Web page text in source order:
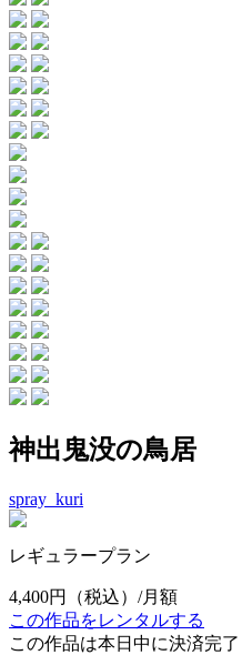
神出鬼没の鳥居
spray_kuri
レギュラープラン
4,400円
（税込）/月額
この作品をレンタルする
この作品は本日中に決済完了